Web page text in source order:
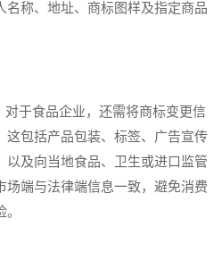
名称、地址、商标图样及指定商品
于食品企业，还需将商标变更信
这包括产品包装、标签、广告宣传
以及向当地食品、卫生或进口监管
场端与法律端信息一致，避免消费